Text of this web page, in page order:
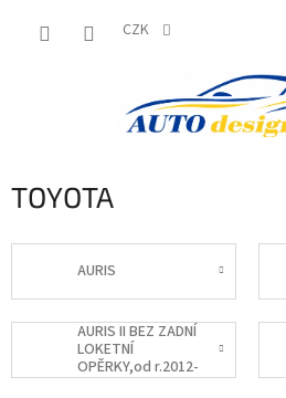
CZK
TOYOTA
AURIS
AURIS II BEZ ZADNÍ
LOKETNÍ
OPĚRKY,od r.2012-
2018